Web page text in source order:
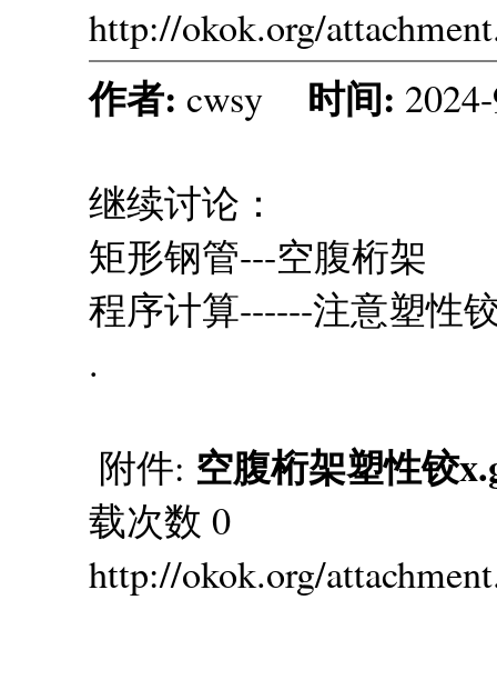
http://okok.org/
作者: cwsy 时间:
继续讨论：
矩形钢管---空腹桁架
程序计算------注意塑性
.
附件: 空腹桁架塑性铰
载次数 0
http://okok.org/